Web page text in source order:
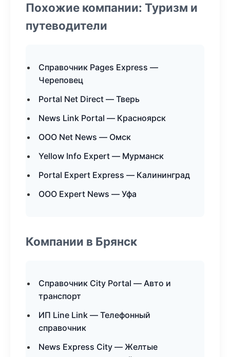
Похожие компании: Туризм и
путеводители
Справочник Pages Express —
Череповец
Portal Net Direct — Тверь
News Link Portal — Красноярск
ООО Net News — Омск
Yellow Info Expert — Мурманск
Portal Expert Express — Калининград
ООО Expert News — Уфа
Компании в Брянск
Справочник City Portal — Авто и
транспорт
ИП Line Link — Телефонный
справочник
News Express City — Желтые